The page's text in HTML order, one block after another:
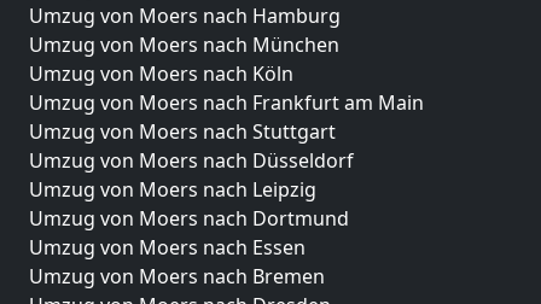
Umzug von Moers nach Hamburg
Umzug von Moers nach München
Umzug von Moers nach Köln
Umzug von Moers nach Frankfurt am Main
Umzug von Moers nach Stuttgart
Umzug von Moers nach Düsseldorf
Umzug von Moers nach Leipzig
Umzug von Moers nach Dortmund
Umzug von Moers nach Essen
Umzug von Moers nach Bremen